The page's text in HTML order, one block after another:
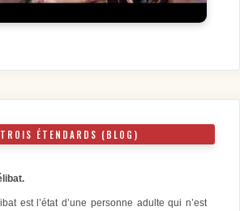
ÉTENDARDS (BLOG)
est l’état d’une personne adulte qui n’est